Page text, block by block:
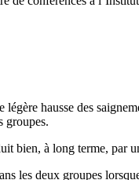
hausse des
groupes.
bien, à long terme, par
les deux groupes